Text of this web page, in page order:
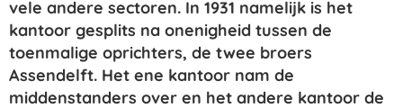
vele andere sectoren. In 1931 namelijk is het
kantoor gesplits na onenigheid tussen de
toenmalige oprichters, de twee broers
Assendelft. Het ene kantoor nam de
middenstanders over en het andere kantoor de